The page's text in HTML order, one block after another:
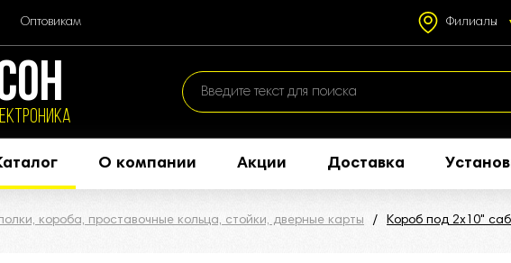
Оптовикам Филиалы
О компании Акции Доставка
короба, проставочные кольца, стойки, дверные карты Короб под 2х10"